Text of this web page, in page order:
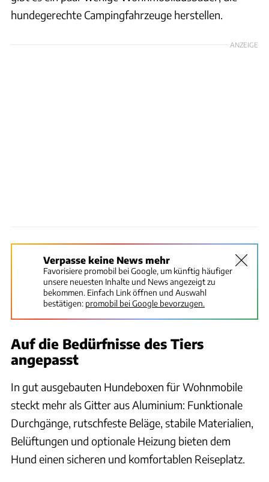
hundegerechte Campingfahrzeuge herstellen.
ANZEIGE
Verpasse keine News mehr
Favorisiere promobil bei Google, um künftig häufiger
unsere neuesten Inhalte und News angezeigt zu
bekommen. Einfach Link öffnen und Auswahl
bestätigen: promobil bei Google bevorzugen.
Auf die Bedürfnisse des Tiers
angepasst
In gut ausgebauten Hundeboxen für Wohnmobile
steckt mehr als Gitter aus Aluminium: Funktionale
Durchgänge, rutschfeste Beläge, stabile Materialien,
Belüftungen und optionale Heizung bieten dem
Hund einen sicheren und komfortablen Reiseplatz.